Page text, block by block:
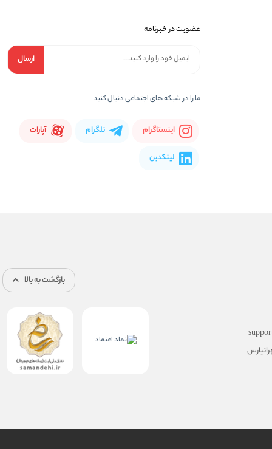
عضویت در خبرنامه
ارسال
ما را در شبكه های اجتماعی دنبال کنید
اینستاگرام تلگرام آپارات
لینکدین
بازگشت به بالا